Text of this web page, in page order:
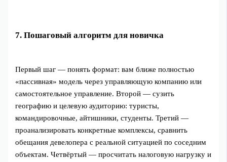
7. Пошаговый алгоритм для новичка
Первый шаг — понять формат: вам ближе полностью
«пассивная» модель через управляющую компанию или
самостоятельное управление. Второй — сузить
географию и целевую аудиторию: туристы,
командировочные, айтишники, студенты. Третий —
проанализировать конкретные комплексы, сравнить
обещания девелопера с реальной ситуацией по соседним
объектам. Четвёртый — просчитать налоговую нагрузку и